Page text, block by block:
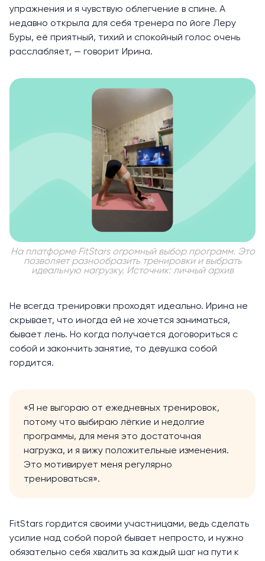
упражнения и я чувствую облегчение в спине. А
недавно открыла для себя тренера по йоге Леру
Буры, её приятный, тихий и спокойный голос очень
расслабляет, — говорит Ирина.
На платформе FitStars огромный выбор программ. Это
позволяет разнообразить тренировки и выбрать
идеальную нагрузку. Источник: личный архив
Не всегда тренировки проходят идеально. Ирина не
скрывает, что иногда ей не хочется заниматься,
бывает лень. Но когда получается договориться с
собой и закончить занятие, то девушка собой
гордится.
«Я не выгораю от ежедневных тренировок,
потому что выбираю лёгкие и недолгие
программы, для меня это достаточная
нагрузка, и я вижу положительные изменения.
Это мотивирует меня регулярно
тренироваться».
FitStars гордится своими участницами, ведь сделать
усилие над собой порой бывает непросто, и нужно
обязательно себя хвалить за каждый шаг на пути к